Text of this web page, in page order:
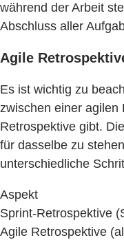
während der Arbeit
Abschluss aller
Agile
Es ist wichtig zu
zwischen einer agilen
Retrospektive gibt.
für dasselbe zu
unterschiedliche
Aspekt
Sprint-Retrospektive
Agile Retrospektive